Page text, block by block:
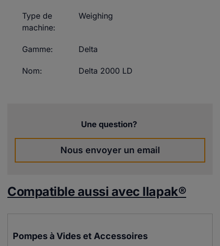
Type de
machine:
Weighing
Gamme: Delta
Nom: Delta 2000 LD
Une question?
Nous envoyer un email
Compatible aussi avec Ilapak®
Pompes à Vides et Accessoires